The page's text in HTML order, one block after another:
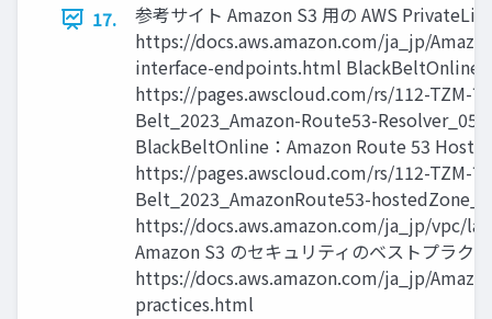
17.
参考サイト Amazon S3 用の AWS
https://docs.aws.amazon.com/ja_jp/
interface-endpoints.html BlackBeltOnline
https://pages.awscloud.com/rs/112-TZM-
Belt_2023_Amazon-Route53-
BlackBeltOnline：Amazon Route 53
https://pages.awscloud.com/rs/112-TZM-
Belt_2023_AmazonRoute53-
https://docs.aws.amazon.com/ja_jp/vpc/
Amazon S3 のセキュリティのベストプラク
https://docs.aws.amazon.com/ja_jp/
practices.html